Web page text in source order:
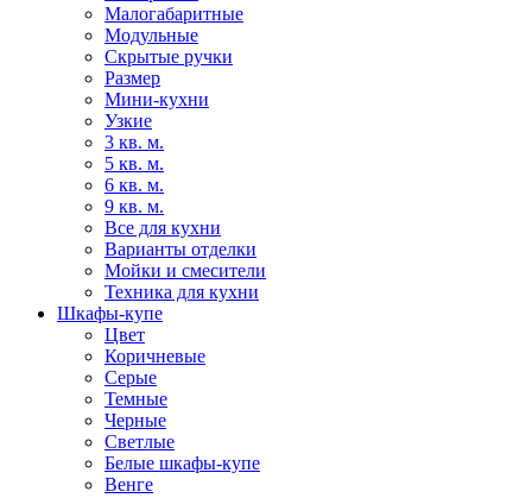
Малогабаритные
Модульные
Скрытые ручки
Размер
Мини-кухни
Узкие
3 кв. м.
5 кв. м.
6 кв. м.
9 кв. м.
Все для кухни
Варианты отделки
Мойки и смесители
Техника для кухни
Шкафы-купе
Цвет
Коричневые
Серые
Темные
Черные
Светлые
Белые шкафы-купе
Венге